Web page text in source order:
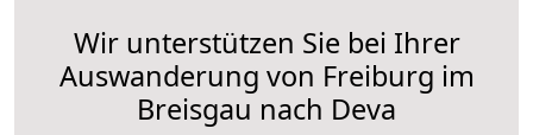
Wir unterstützen Sie bei Ihrer
Auswanderung von Freiburg im
Breisgau nach Deva